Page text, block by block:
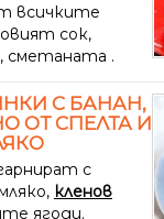
всичките
сок,
, сметаната .
С БАНАН,
ОТ СПЕЛТА И
с
кленов
ягоди.